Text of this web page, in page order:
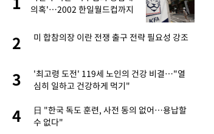
의혹'…2002 한일월드컵까지
2 미 합참의장 이란 전쟁 출구 전략 필요성 강조
3
'최고령 도전' 119세 노인의 건강 비결…"열
심히 일하고 건강하게 먹기"
4
日 "한국 독도 훈련, 사전 동의 없어…용납할
수 없다"